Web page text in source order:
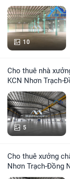
10
Cho thuê nhà xưởng chất lượng cao 4.230m2 chỉ 470 triệu.
KCN Nhơn Trạch-
5
Cho thuê xưởng chất lượng cao 4.230m2 chỉ 470 triệu. KCN
Nhơn Trạch-Đồng